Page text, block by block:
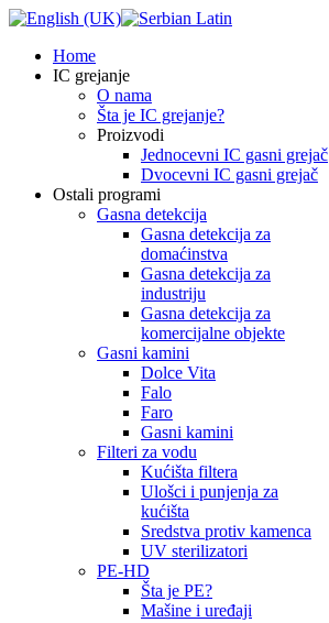
Home
IC grejanje
O nama
Šta je IC grejanje?
Proizvodi
Jednocevni IC gasni grejač
Dvocevni IC gasni grejač
Ostali programi
Gasna detekcija
Gasna detekcija za
domaćinstva
Gasna detekcija za
industriju
Gasna detekcija za
komercijalne objekte
Gasni kamini
Dolce Vita
Falo
Faro
Gasni kamini
Filteri za vodu
Kućišta filtera
Ulošci i punjenja za
kućišta
Sredstva protiv kamenca
UV sterilizatori
PE-HD
Šta je PE?
Mašine i uređaji